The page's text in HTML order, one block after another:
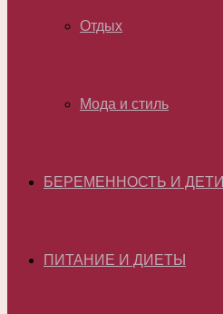
Отдых
Мода и стиль
БЕРЕМЕННОСТЬ И ДЕТИ
ПИТАНИЕ И ДИЕТЫ